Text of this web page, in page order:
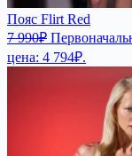
Пояс Flirt Red
7 990₽
цена: 4 794₽.